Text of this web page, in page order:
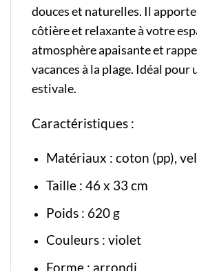
douces et naturelles. Il
côtière et relaxante à votre
atmosphère apaisante et
vacances à la plage. Idéal pour
estivale.
Caractéristiques :
Matériaux : coton (pp),
Taille : 46 x 33 cm
Poids : 620 g
Couleurs : violet
Forme : arrondi